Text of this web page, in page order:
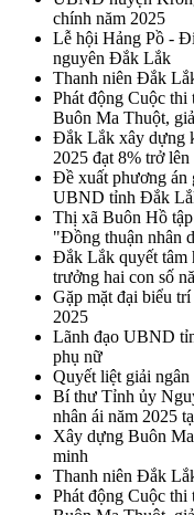
chính năm 2025
Lễ hội Hảng Pồ -
nguyên Đắk Lắk
Thanh niên Đắk
Phát động Cuộc thi
Buôn Ma Thuột,
Đắk Lắk xây dựng
2025 đạt 8% trở lên
Đề xuất phương án
UBND tỉnh Đắk
Thị xã Buôn Hồ
"Đồng thuận nhân
Đắk Lắk quyết tâm
trưởng hai con số
Gặp mặt đại biểu
2025
Lãnh đạo UBND
phụ nữ
Quyết liệt giải
Bí thư Tỉnh ủy
nhân ái năm 2025
Xây dựng Buôn
minh
Thanh niên Đắk
Phát động Cuộc thi